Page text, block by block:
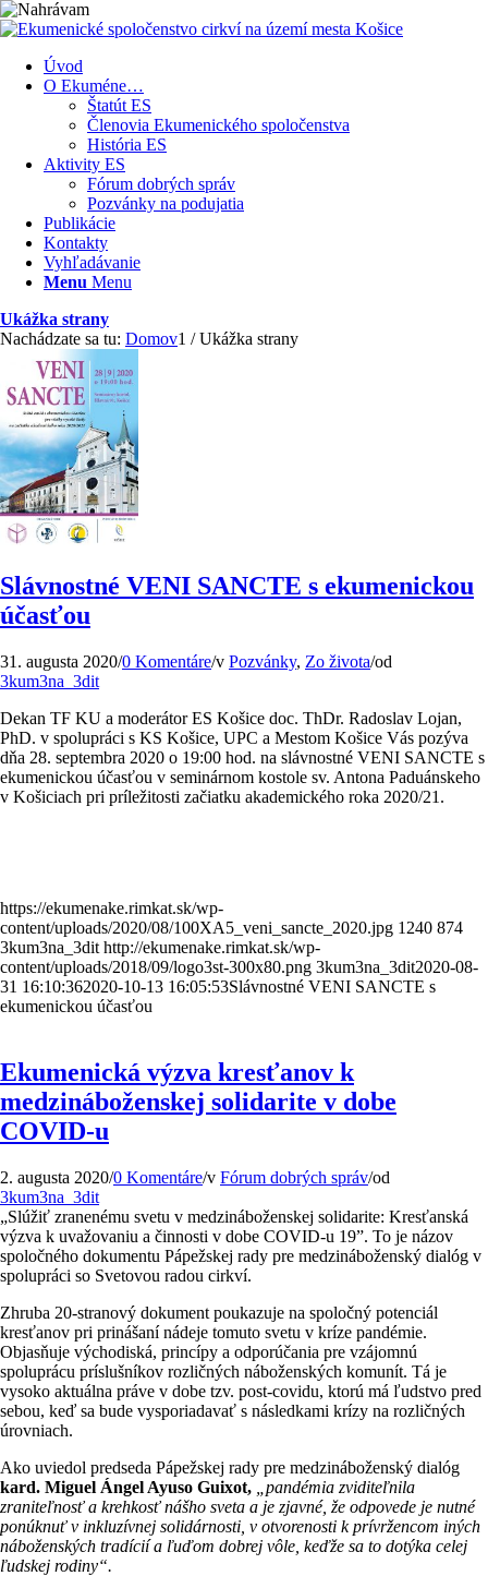
Úvod
O Ekuméne…
Štatút ES
Členovia Ekumenického spoločenstva
História ES
Aktivity ES
Fórum dobrých správ
Pozvánky na podujatia
Publikácie
Kontakty
Vyhľadávanie
Menu Menu
Ukážka strany
Nachádzate sa tu: Domov1 / Ukážka strany
Slávnostné VENI SANCTE s ekumenickou
účasťou
31. augusta 2020/0 Komentáre/v Pozvánky, Zo života/od
3kum3na_3dit
Dekan TF KU a moderátor ES Košice doc. ThDr. Radoslav Lojan,
PhD. v spolupráci s KS Košice, UPC a Mestom Košice Vás pozýva
dňa 28. septembra 2020 o 19:00 hod. na slávnostné VENI SANCTE s
ekumenickou účasťou v seminárnom kostole sv. Antona Paduánskeho
v Košiciach pri príležitosti začiatku akademického roka 2020/21.
https://ekumenake.rimkat.sk/wp-
content/uploads/2020/08/100XA5_veni_sancte_2020.jpg 1240 874
3kum3na_3dit http://ekumenake.rimkat.sk/wp-
content/uploads/2018/09/logo3st-300x80.png 3kum3na_3dit2020-08-
31 16:10:362020-10-13 16:05:53Slávnostné VENI SANCTE s
ekumenickou účasťou
Ekumenická výzva kresťanov k
medzináboženskej solidarite v dobe
COVID-u
2. augusta 2020/0 Komentáre/v Fórum dobrých správ/od
3kum3na_3dit
„Slúžiť zranenému svetu v medzináboženskej solidarite: Kresťanská
výzva k uvažovaniu a činnosti v dobe COVID-u 19”. To je názov
spoločného dokumentu Pápežskej rady pre medzináboženský dialóg v
spolupráci so Svetovou radou cirkví.
Zhruba 20-stranový dokument poukazuje na spoločný potenciál
kresťanov pri prinášaní nádeje tomuto svetu v kríze pandémie.
Objasňuje východiská, princípy a odporúčania pre vzájomnú
spoluprácu príslušníkov rozličných náboženských komunít. Tá je
vysoko aktuálna práve v dobe tzv. post-covidu, ktorú má ľudstvo pred
sebou, keď sa bude vysporiadavať s následkami krízy na rozličných
úrovniach.
Ako uviedol predseda Pápežskej rady pre medzináboženský dialóg
kard. Miguel Ángel Ayuso Guixot,
„pandémia zviditeľnila
zraniteľnosť a krehkosť nášho sveta a je zjavné, že odpovede je nutné
ponúknuť v inkluzívnej solidárnosti, v otvorenosti k prívržencom iných
náboženských tradícií a ľuďom dobrej vôle, keďže sa to dotýka celej
ľudskej rodiny“.